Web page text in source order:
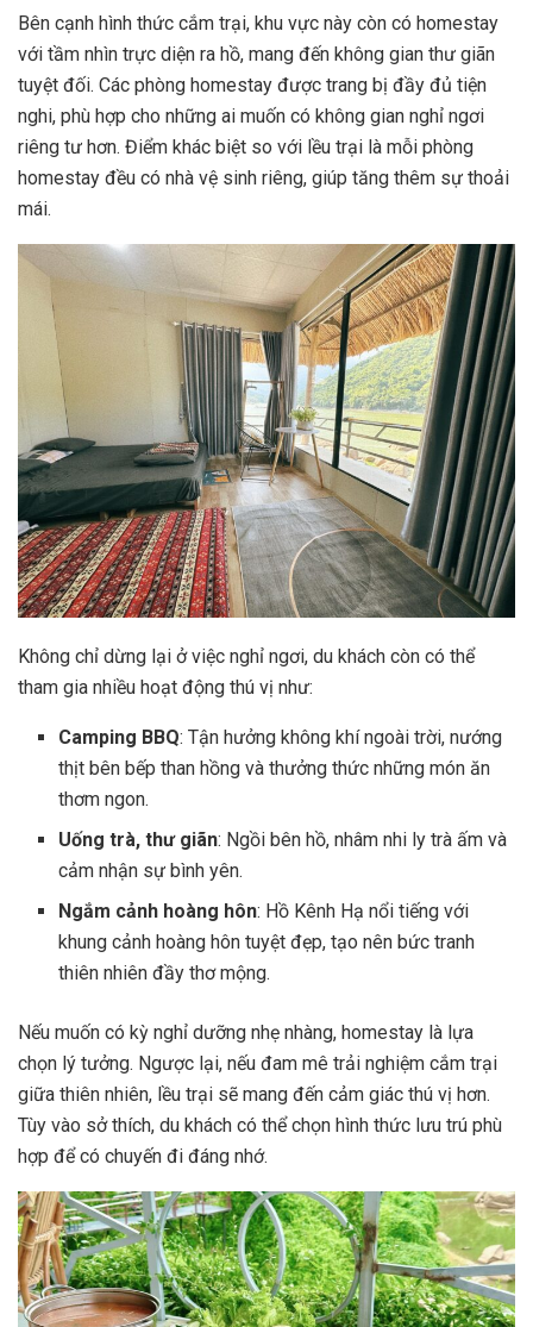
Bên cạnh hình thức cắm trại, khu vực này còn có homestay
với tầm nhìn trực diện ra hồ, mang đến không gian thư giãn
tuyệt đối. Các phòng homestay được trang bị đầy đủ tiện
nghi, phù hợp cho những ai muốn có không gian nghỉ ngơi
riêng tư hơn. Điểm khác biệt so với lều trại là mỗi phòng
homestay đều có nhà vệ sinh riêng, giúp tăng thêm sự thoải
mái.
Không chỉ dừng lại ở việc nghỉ ngơi, du khách còn có thể
tham gia nhiều hoạt động thú vị như:
Camping BBQ: Tận hưởng không khí ngoài trời, nướng
thịt bên bếp than hồng và thưởng thức những món ăn
thơm ngon.
Uống trà, thư giãn: Ngồi bên hồ, nhâm nhi ly trà ấm và
cảm nhận sự bình yên.
Ngắm cảnh hoàng hôn: Hồ Kênh Hạ nổi tiếng với
khung cảnh hoàng hôn tuyệt đẹp, tạo nên bức tranh
thiên nhiên đầy thơ mộng.
Nếu muốn có kỳ nghỉ dưỡng nhẹ nhàng, homestay là lựa
chọn lý tưởng. Ngược lại, nếu đam mê trải nghiệm cắm trại
giữa thiên nhiên, lều trại sẽ mang đến cảm giác thú vị hơn.
Tùy vào sở thích, du khách có thể chọn hình thức lưu trú phù
hợp để có chuyến đi đáng nhớ.